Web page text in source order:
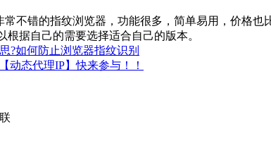
常不错的指纹浏览器，功能很多，简单易用，价格也
据自己的需要选择适合自己的版本。
?如何防止浏览器指纹识别
动态代理IP】快来参与！！